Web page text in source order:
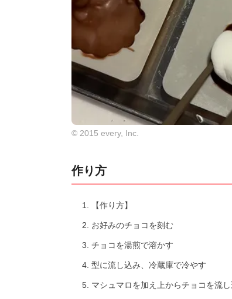
© 2015 every, Inc.
作り方
【作り方】
お好みのチョコを刻む
チョコを湯煎で溶かす
型に流し込み、冷蔵庫で冷やす
マシュマロを加え上からチョコを流